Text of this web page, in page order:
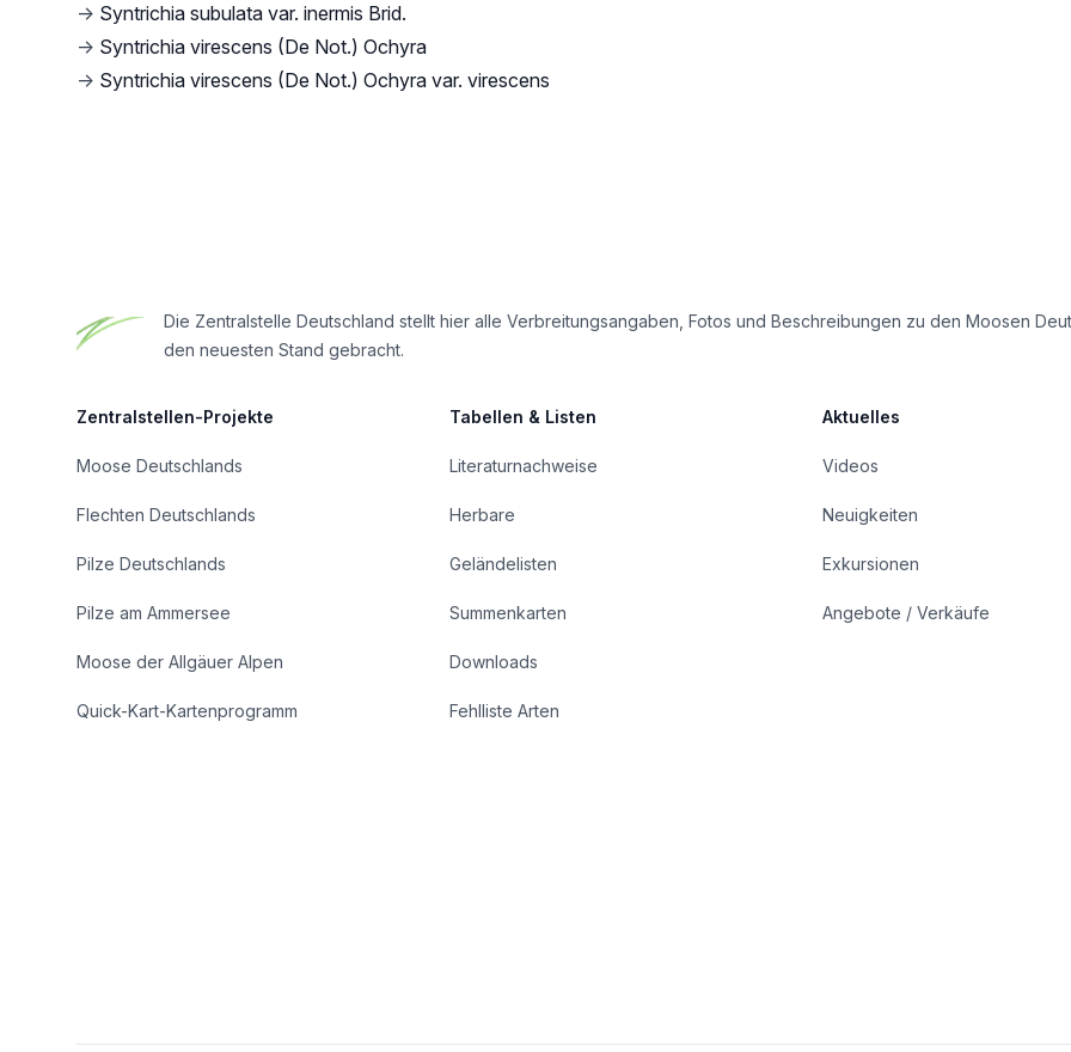
→ Syntrichia subulata var. inermis Brid.
→ Syntrichia virescens (De Not.) Ochyra
→ Syntrichia virescens (De Not.) Ochyra var. virescens
Die Zentralstelle Deutschland stellt hier alle Verbreitungsangaben, Fotos und Beschreibungen zu den Moosen
den neuesten Stand gebracht.
Zentralstellen-Projekte
Moose Deutschlands
Flechten Deutschlands
Pilze Deutschlands
Pilze am Ammersee
Moose der Allgäuer Alpen
Quick-Kart-Kartenprogramm
Tabellen & Listen
Literaturnachweise
Herbare
Geländelisten
Summenkarten
Downloads
Fehlliste Arten
Aktuelles
Videos
Neuigkeiten
Exkursionen
Angebote / Verkäufe